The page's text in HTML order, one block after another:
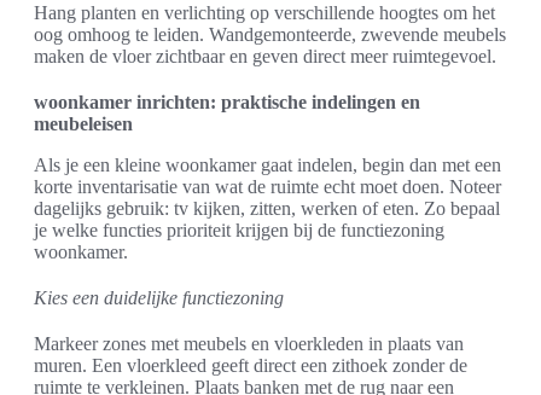
Hang planten en verlichting op verschillende hoogtes om het
oog omhoog te leiden. Wandgemonteerde, zwevende meubels
maken de vloer zichtbaar en geven direct meer ruimtegevoel.
woonkamer inrichten: praktische indelingen en
meubeleisen
Als je een kleine woonkamer gaat indelen, begin dan met een
korte inventarisatie van wat de ruimte echt moet doen. Noteer
dagelijks gebruik: tv kijken, zitten, werken of eten. Zo bepaal
je welke functies prioriteit krijgen bij de functiezoning
woonkamer.
Kies een duidelijke functiezoning
Markeer zones met meubels en vloerkleden in plaats van
muren. Een vloerkleed geeft direct een zithoek zonder de
ruimte te verkleinen. Plaats banken met de rug naar een